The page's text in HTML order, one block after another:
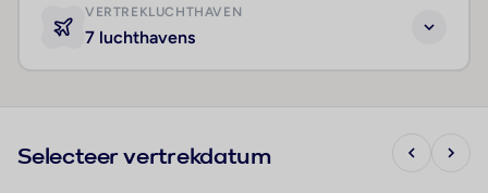
VERTREKLUCHTHAVEN
7 luchthavens
Selecteer vertrekdatum